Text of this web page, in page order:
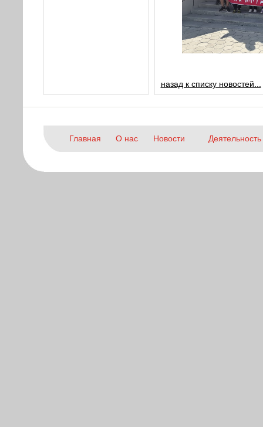
назад к списку новостей...
Главная О нас Новости Деятельность